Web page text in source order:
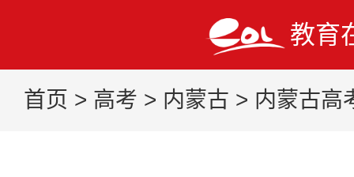
教育
首页 > 高考 > 内蒙古 > 内蒙古高